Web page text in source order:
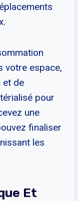
votre espace,
et de
pour
une
finaliser
les
Et